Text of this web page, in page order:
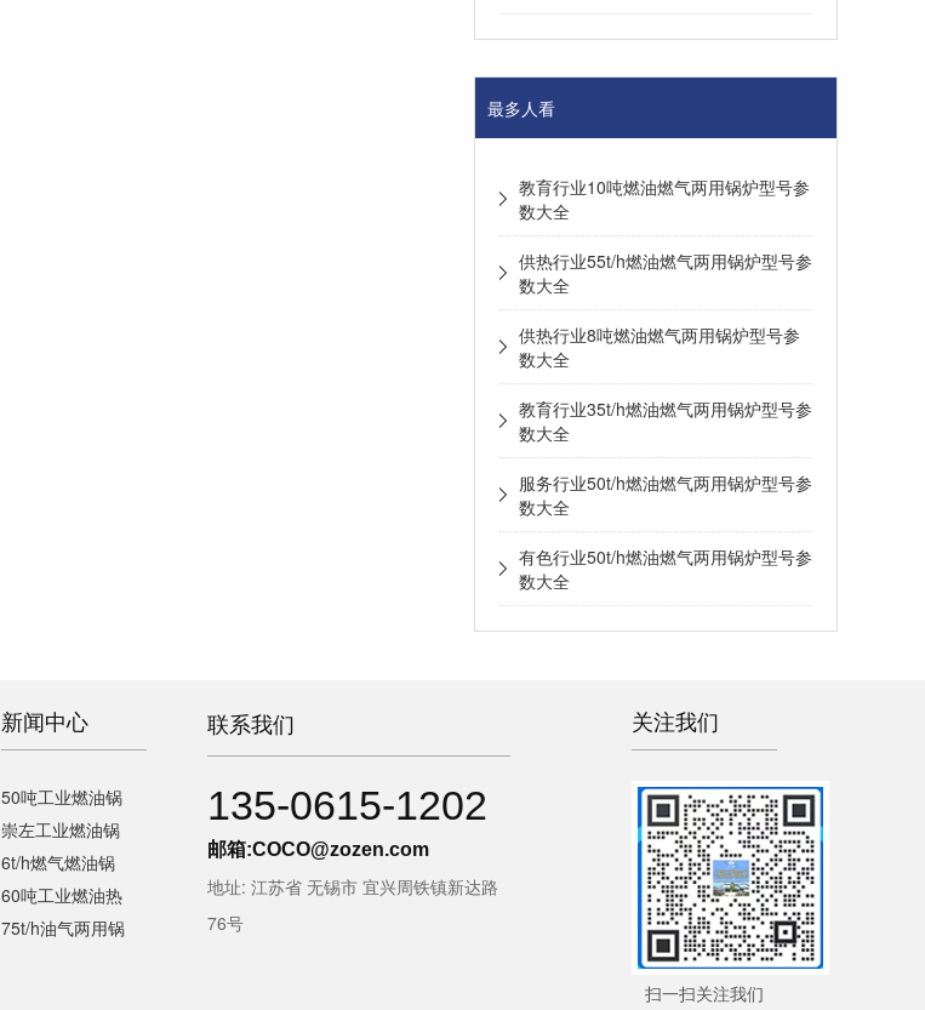
最多人看
教育行业10吨燃油燃气两用锅炉型号参
数大全
供热行业55t/h燃油燃气两用锅炉型号参
数大全
供热行业8吨燃油燃气两用锅炉型号参
数大全
教育行业35t/h燃油燃气两用锅炉型号参
数大全
服务行业50t/h燃油燃气两用锅炉型号参
数大全
有色行业50t/h燃油燃气两用锅炉型号参
数大全
新闻中心
50吨工业燃油锅
崇左工业燃油锅
6t/h燃气燃油锅
60吨工业燃油热
75t/h油气两用锅
联系我们
135-0615-1202
邮箱:COCO@zozen.com
地址: 江苏省 无锡市 宜兴周铁镇新达路
76号
关注我们
扫一扫关注我们